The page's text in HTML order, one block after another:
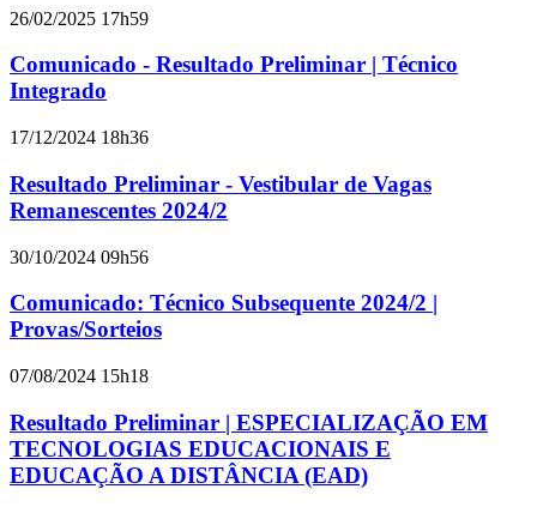
26/02/2025 17h59
Comunicado - Resultado Preliminar | Técnico
Integrado
17/12/2024 18h36
Resultado Preliminar - Vestibular de Vagas
Remanescentes 2024/2
30/10/2024 09h56
Comunicado: Técnico Subsequente 2024/2 |
Provas/Sorteios
07/08/2024 15h18
Resultado Preliminar | ESPECIALIZAÇÃO EM
TECNOLOGIAS EDUCACIONAIS E
EDUCAÇÃO A DISTÂNCIA (EAD)